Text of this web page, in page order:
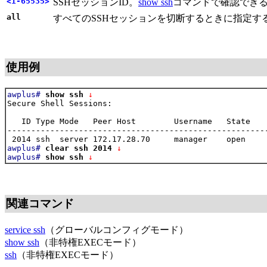
SSHセッションID。 show sshコマンドで確認できる
all すべてのSSHセッションを切断するときに指定す
使用例
awplus# show ssh ↓
Secure Shell Sessions:
ID Type Mode   Peer Host        Username   State
awplus# clear ssh 2014 ↓
awplus# show ssh ↓
関連コマンド
service ssh （グローバルコンフィグモード）
show ssh （非特権EXECモード）
ssh （非特権EXECモード）